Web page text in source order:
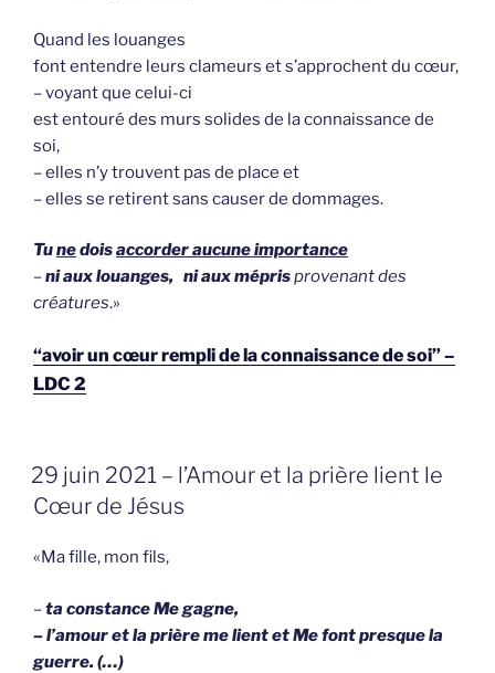
Quand les louanges
font entendre leurs clameurs et s’approchent du cœur,
– voyant que celui-ci
est entouré des murs solides de la connaissance de
soi,
– elles n’y trouvent pas de place et
– elles se retirent sans causer de dommages.
Tunedoisaccorder aucune importance
–ni aux louanges, ni aux méprisprovenant des
créatures.»
“avoir un cœur rempli de la connaissance de soi” –
LDC 2
GEPLAATST
OP
29 juin 2021 – l’Amour et la prière lient le
Cœur de Jésus
«Ma fille, mon fils,
–ta constance Me gagne,
– l’amour et la prière me lient et Me font presque la
guerre. (…)